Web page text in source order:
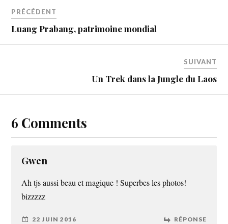
PRÉCÉDENT
Luang Prabang, patrimoine mondial
SUIVANT
Un Trek dans la Jungle du Laos
6 Comments
Gwen
Ah tjs aussi beau et magique ! Superbes les photos!
bizzzzz
22 JUIN 2016 RÉPONSE